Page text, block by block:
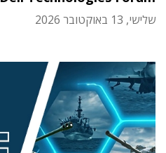
שלישי, 13 באוקטובר 2026